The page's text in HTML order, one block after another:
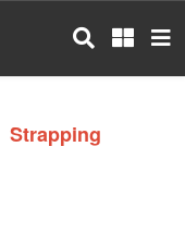
Strapping